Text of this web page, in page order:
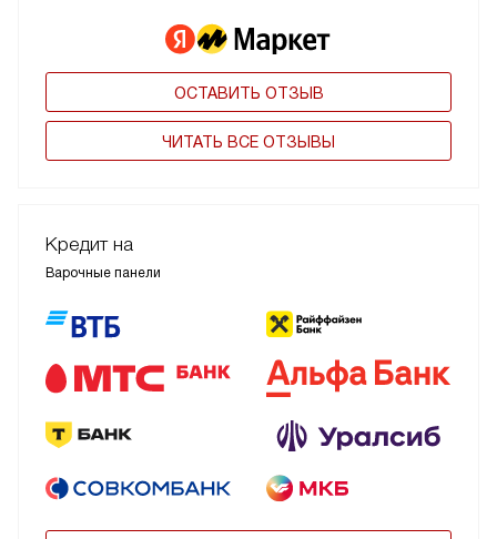
ОСТАВИТЬ ОТЗЫВ
ЧИТАТЬ ВСЕ ОТЗЫВЫ
Кредит на
Варочные панели